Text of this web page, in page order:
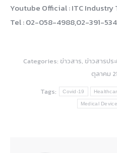
Youtube Official : ITC
Tel : 02-058-4988,02-391-
Categories: ข่าวสาร, ข่าวสารปร
ตุลาคม
Tags:
Covid-19
Medical